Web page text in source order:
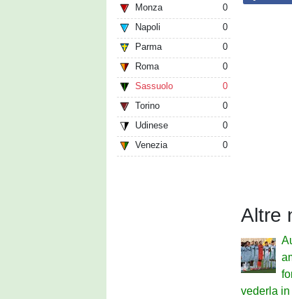
Monza
0
Napoli
0
Parma
0
Roma
0
Sassuolo
0
Torino
0
Udinese
0
Venezia
0
Altre
vederla in